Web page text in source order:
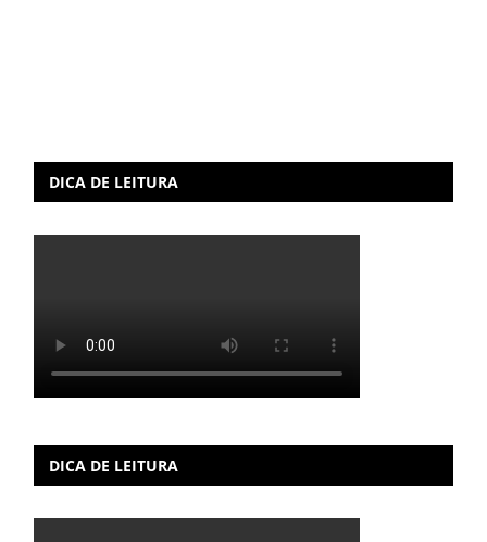
DICA DE LEITURA
DICA DE LEITURA